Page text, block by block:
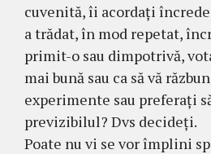
cuvenită, îi acordați
a trădat, în mod repetat,
primit-o sau dimpotrivă,
mai bună sau ca să vă
experimente sau preferați
previzibilul? Dvs decideți.
Poate nu vi se vor împlini